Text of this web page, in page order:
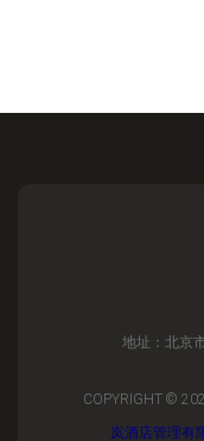
地址：北京
COPYRIGHT ©
岚酒店管理有